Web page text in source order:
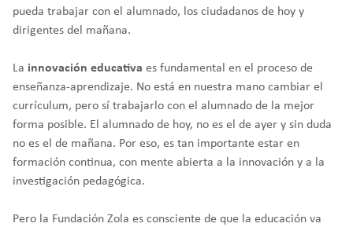
pueda trabajar con el alumnado, los ciudadanos de hoy y
dirigentes del mañana.
La innovación educativa es fundamental en el proceso de
enseñanza-aprendizaje. No está en nuestra mano cambiar el
currículum, pero sí trabajarlo con el alumnado de la mejor
forma posible. El alumnado de hoy, no es el de ayer y sin duda
no es el de mañana. Por eso, es tan importante estar en
formación continua, con mente abierta a la innovación y a la
investigación pedagógica.
Pero la Fundación Zola es consciente de que la educación va